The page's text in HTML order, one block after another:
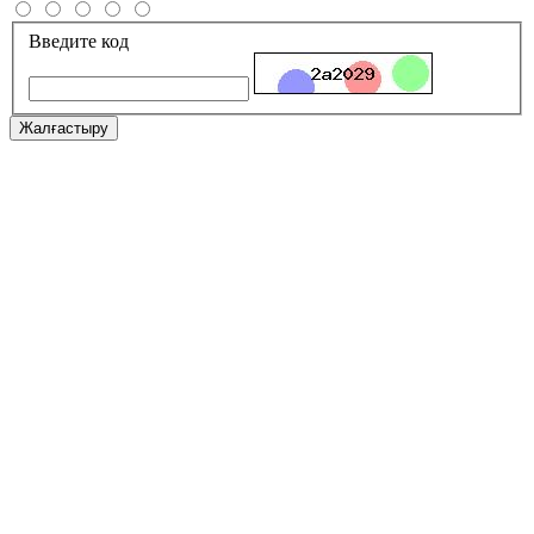
Введите код
Жалғастыру